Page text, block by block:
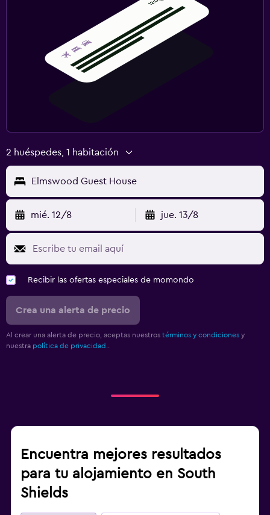
2 huéspedes, 1 habitación
Elmswood Guest House
mié. 12/8 jue. 13/8
Recibir las ofertas especiales de momondo
Crea una alerta de precio
Al crear una alerta de precio, aceptas nuestros términos y condiciones y
nuestra política de privacidad.
Encuentra mejores resultados
para tu alojamiento en South
Shields